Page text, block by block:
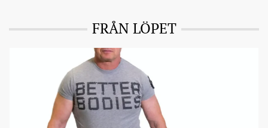
FRÅN LÖPET